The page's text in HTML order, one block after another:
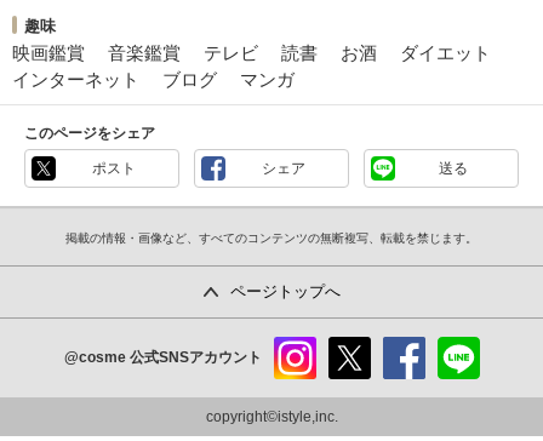
趣味
映画鑑賞 音楽鑑賞 テレビ 読書 お酒
ダイエット
インターネット
ブログ マンガ
このページをシェア
ポスト シェア 送る
掲載の情報・画像など、すべてのコンテンツの無断複写、転載を禁じます。
ページトップへ
@cosme 公式SNSアカウント
ram
copyright©istyle,inc.